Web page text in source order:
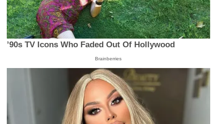
’90s TV Icons Who Faded Out Of Hollywood
Brainberries